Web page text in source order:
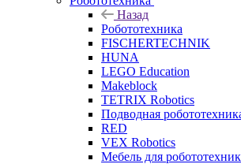
Назад
Робототехника
FISCHERTECHNIK
HUNA
LEGO Education
Makeblock
TETRIX Robotics
Подводная
RED
VEX Robotics
Мебель для